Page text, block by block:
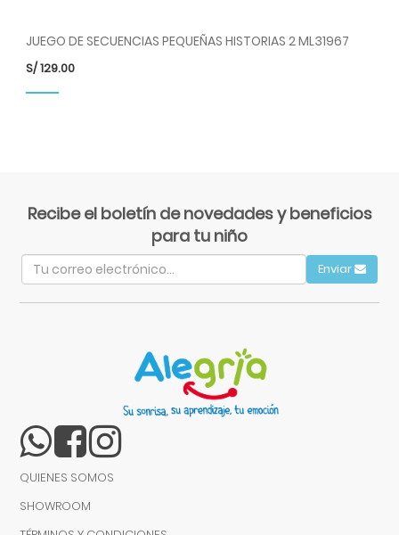
JUEGO DE SECUENCIAS PEQUEÑAS HISTORIAS 2 ML31967
S/129.00
Recibe el boletín de novedades y beneficios
para tu niño
Enviar
QUIENES SOMOS
SHOWROOM